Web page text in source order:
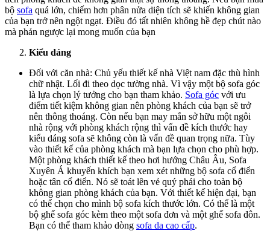
bộ sofa quá lớn, chiếm hơn phân nửa diện tích sẽ khiến không gian
của bạn trở nên ngột ngạt. Điều đó tất nhiên không hề đẹp chút nào
mà phản ngược lại mong muốn của bạn
Kiểu dáng
Đối với căn nhà: Chủ yếu thiết kế nhà Việt nam đặc thù hình
chữ nhật. Lối đi theo dọc tường nhà. Vì vậy một bộ sofa góc
là lựa chọn lý tưởng cho bạn tham khảo. Sofa góc với ưu
điểm tiết kiệm không gian nên phòng khách của bạn sẽ trở
nên thông thoáng. Còn nếu bạn may mắn sở hữu một ngôi
nhà rộng với phòng khách rộng thì vấn đề kích thước hay
kiểu dáng sofa sẽ không còn là vấn đề quan trọng nữa. Tùy
vào thiết kế của phòng khách mà bạn lựa chọn cho phù hợp.
Một phòng khách thiết kế theo hơi hướng Châu Âu, Sofa
Xuyên Á khuyến khích bạn xem xét những bộ sofa cổ điển
hoặc tân cổ điển. Nó sẽ toát lên vẻ quý phái cho toàn bộ
không gian phòng khách của bạn. Với thiết kế hiện đại, bạn
có thể chọn cho mình bộ sofa kích thước lớn. Có thể là một
bộ ghế sofa góc kèm theo một sofa đơn và một ghế sofa đôn.
Bạn có thể tham khảo dòng sofa da cao cấp.